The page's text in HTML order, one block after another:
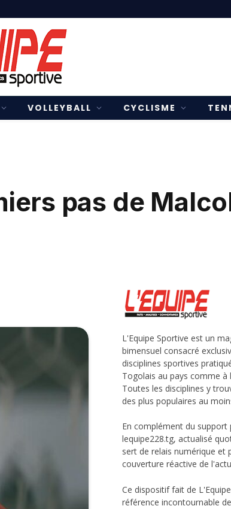
VOLLEYBALL CYCLISME
pas de
L'Equipe Sportive est un
bimensuel consacré
disciplines sportives
Togolais au pays comme à
Toutes les disciplines y
des plus populaires au
En complément du support
lequipe228.tg, actualisé
sert de relais numérique et
couverture réactive de
Ce dispositif fait de
référence incontournable